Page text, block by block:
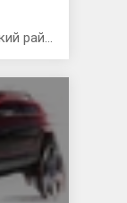
Московская область, Одинцовский район, 43 км, Минское шоссе(М1)